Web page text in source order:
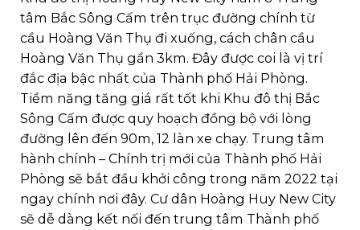
tâm Bắc Sông Cấm trên trục đường chính từ
cầu Hoàng Văn Thụ đi xuống, cách chân cầu
Hoàng Văn Thụ gần 3km. Đây được coi là vị trí
đắc địa bậc nhất của Thành phố Hải Phòng.
Tiềm năng tăng giá rất tốt khi Khu đô thị Bắc
Sông Cấm được quy hoạch đồng bộ với lòng
đường lên đến 90m, 12 làn xe chạy. Trung tâm
hành chính – Chính trị mới của Thành phố Hải
Phòng sẽ bắt đầu khởi công trong năm 2022 tại
ngay chính nơi đây. Cư dân Hoàng Huy New City
sẽ dễ dàng kết nối đến trung tâm Thành phố